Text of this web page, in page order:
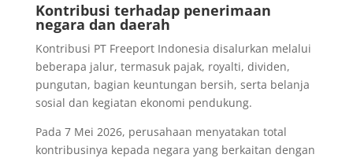
Kontribusi terhadap penerimaan
negara dan daerah
Kontribusi PT Freeport Indonesia disalurkan melalui
beberapa jalur, termasuk pajak, royalti, dividen,
pungutan, bagian keuntungan bersih, serta belanja
sosial dan kegiatan ekonomi pendukung.
Pada 7 Mei 2026, perusahaan menyatakan total
kontribusinya kepada negara yang berkaitan dengan